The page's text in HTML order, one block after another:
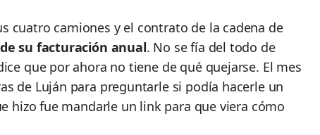
cuatro camiones y el contrato de la cadena de
su facturación anual. No se fía del todo de
que por ahora no tiene de qué quejarse. El mes
de Luján para preguntarle si podía hacerle un
hizo fue mandarle un link para que viera cómo